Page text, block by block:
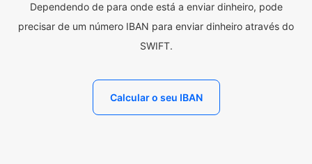
Dependendo de para onde está a enviar dinheiro, pode
precisar de um número IBAN para enviar dinheiro através do
SWIFT.
Calcular o seu IBAN